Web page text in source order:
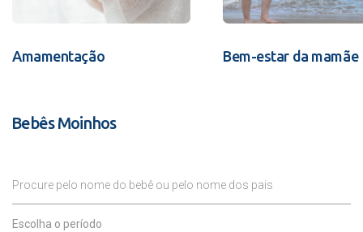
Amamentação Bem-estar da mamãe
Bebês Moinhos
Procure pelo nome do bebê ou pelo nome dos pais
Escolha o período